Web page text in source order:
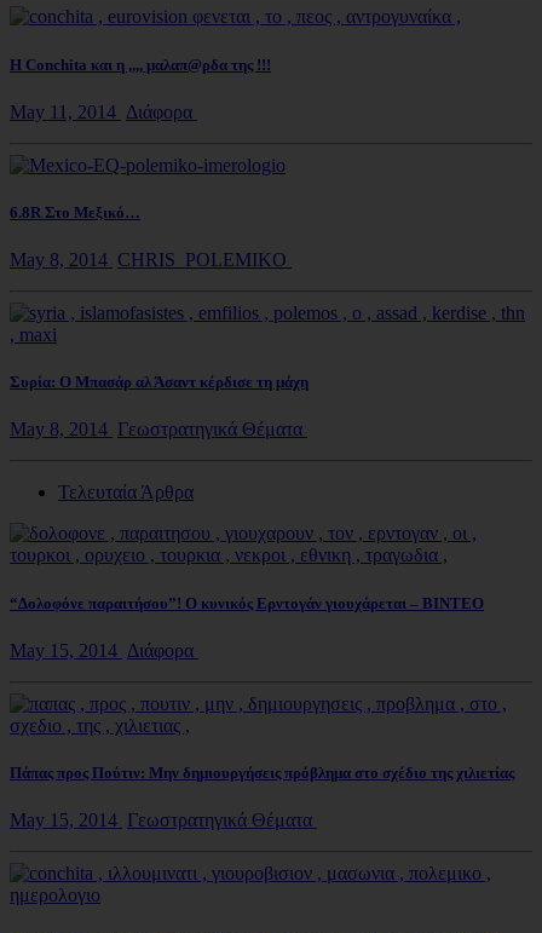
Η Conchita και η ,,,, μαλαπ@ρδα της !!!
May 11, 2014 Διάφορα
6.8R Στο Μεξικό…
May 8, 2014 CHRIS_POLEMIKO
Συρία: Ο Μπασάρ αλ Άσαντ κέρδισε τη μάχη
May 8, 2014 Γεωστρατηγικά Θέματα
Τελευταία Άρθρα
“Δολοφόνε παραιτήσου”! Ο κυνικός Ερντογάν γιουχάρεται – ΒΙΝΤΕΟ
May 15, 2014 Διάφορα
Πάπας προς Πούτιν: Μην δημιουργήσεις πρόβλημα στο σχέδιο της χιλιετίας
May 15, 2014 Γεωστρατηγικά Θέματα